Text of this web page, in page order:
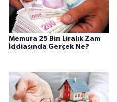
Memura 25 Bin Liralık Zam
İddiasında Gerçek Ne?